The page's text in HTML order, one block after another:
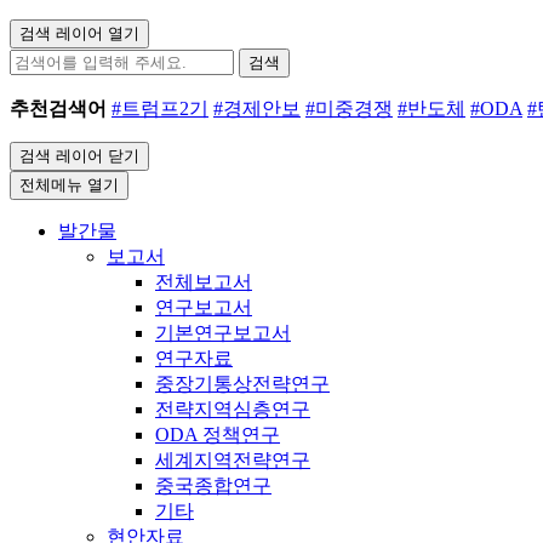
검색 레이어 열기
검색
추천검색어 #트럼프2기 #경제안보 #미중경쟁 #반도체 #ODA #
검색 레이어 닫기
전체메뉴 열기
발간물
보고서
전체보고서
연구보고서
기본연구보고서
연구자료
중장기통상전략연구
전략지역심층연구
ODA 정책연구
세계지역전략연구
중국종합연구
기타
현안자료